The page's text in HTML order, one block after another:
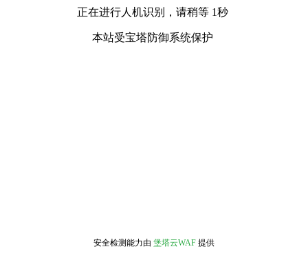
正在进行人机识别，请稍等 1秒
本站受宝塔防御系统保护
安全检测能力由 堡塔云WAF 提供